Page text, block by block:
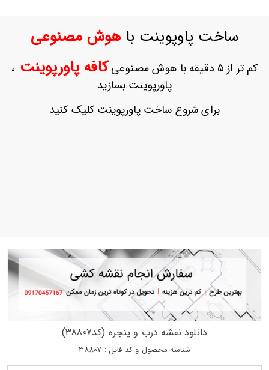
حساب
ثبت
بازیابی
ساخت پاوپوینت باهوش مصنوعی
کم تر از 5 دقیقه با هوش مصنوعی کافه پاورپوینت ،
پاورپوینت بسازید
برای شروع ساخت پاورپوینت کلیک کنید
دانلود نقشه درب و پنجره (کد38807)
شناسه محصول و کد فایل : 38807